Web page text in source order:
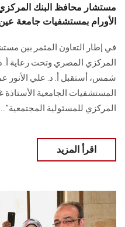
مستشار محافظ البنك
الأورام بمستشفيات جامعة
في إطار التعاون المثمر بين
المركزي المصري وتحت رعاية
شمس، أستقبل أ. د. علي الأنور
المستشفيات الجامعية
المركزي للمسئولية
اقرأ المزيد